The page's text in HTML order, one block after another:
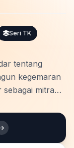
Seri TK
tentang
kegemaran
mitra
Fase
Dirancang